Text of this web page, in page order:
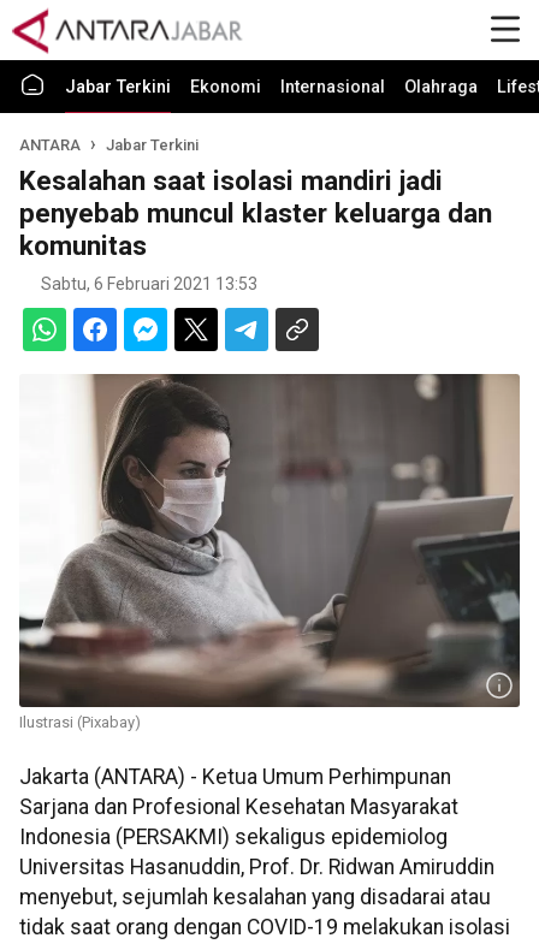
Jabar Terkini Ekonomi Internasional Olahraga
ANTARA Jabar Terkini
Kesalahan saat isolasi mandiri jadi
penyebab muncul klaster keluarga dan
komunitas
Sabtu, 6 Februari 2021 13:53
Ilustrasi (Pixabay)
Jakarta (ANTARA) - Ketua Umum Perhimpunan
Sarjana dan Profesional Kesehatan Masyarakat
Indonesia (PERSAKMI) sekaligus epidemiolog
Universitas Hasanuddin, Prof. Dr. Ridwan Amiruddin
menyebut, sejumlah kesalahan yang disadarai atau
tidak saat orang dengan COVID-19 melakukan isolasi